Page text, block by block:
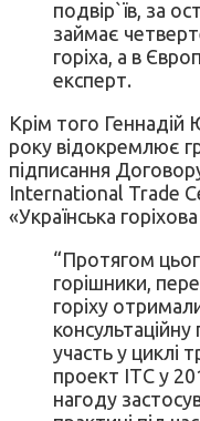
подвір`їв, за
займає
горіха, а в
експерт.
Крім того
року відокремлює
підписання
International Trade
«Українська горіхова
“Протягом
горішники,
горіху
участь у циклі
проект ІТС у
нагоду